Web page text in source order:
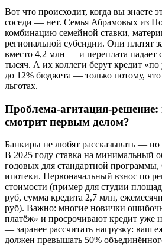
Вот что происходит, когда вы знаете
соседи — нет. Семья Абрамовых из
комбинацию семейной ставки,
региональной субсидии. Они платят
вместо 4,2 млн — и переплата падает
тысяч. А их коллеги берут кредит
до 12% бюджета — только потому,
льготах.
Проблема-агитация-решение:
смотрит первым делом?
Банкиры не любят рассказывать — но
В 2025 году ставка на минимальный
годовых для стандартной
ипотеки. Первоначальный взнос по
стоимости (пример для студии
руб, сумма кредита 2,7 млн,
руб). Важно: многие новички
платёж» и просрочивают кредит уже
— заранее рассчитать нагрузку: ваш
должен превышать 50%